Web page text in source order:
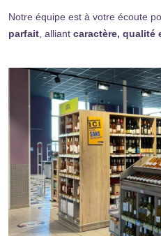
Notre équipe est à votre écoute
parfait , alliant caractère, qualité